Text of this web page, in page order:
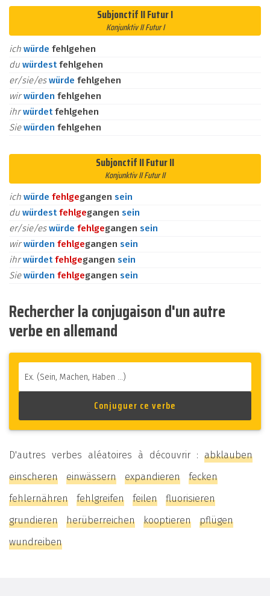
Subjonctif II Futur I
Konjunktiv II Futur I
ich würde fehlgehen
du würdestfehlgehen
er/sie/eswürde fehlgehen
wirwürden fehlgehen
ihrwürdetfehlgehen
Siewürden fehlgehen
Subjonctif II Futur II
Konjunktiv II Futur II
ich würde fehlgegangen sein
du würdestfehlgegangen sein
er/sie/eswürde fehlgegangen sein
wirwürden fehlgegangen sein
ihrwürdetfehlgegangen sein
Siewürden fehlgegangen sein
Rechercher la conjugaison d'un autre
verbe en allemand
D'autres verbes aléatoires à découvrir : abklauben
einscheren
einwässern expandieren
fecken
fehlernähren
fehlgreifen feilen
fluorisieren
grundieren
herüberreichen kooptieren
pflügen
wundreiben